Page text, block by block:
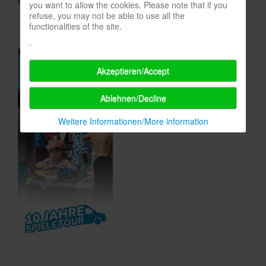
In eigener Sache-On our own behalf
you want to allow the cookies. Please note that if you
refuse, you may not be able to use all the
functionalities of the site.
.
Akzeptieren/Accept
Ablehnen/Decline
Weitere Informationen/More information